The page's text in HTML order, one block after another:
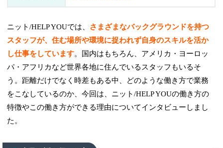
ニット/HELP YOUでは、
さまざまなバックグラウンドを持つ
スタッフが、住む場所や環境に捉われず自身のスキルを活か
し仕事をしています。国内はもちろん、アメリカ・ヨーロッ
パ・アフリカなど世界各地に住んでいるスタッフもいるそ
う。距離だけでなく時差もある中、どのような働き方で業務
をこなしているのか、今回は、ニット/HELP YOUの働き方の
特徴やこの働き方ができる理由についてインタビューしまし
た。